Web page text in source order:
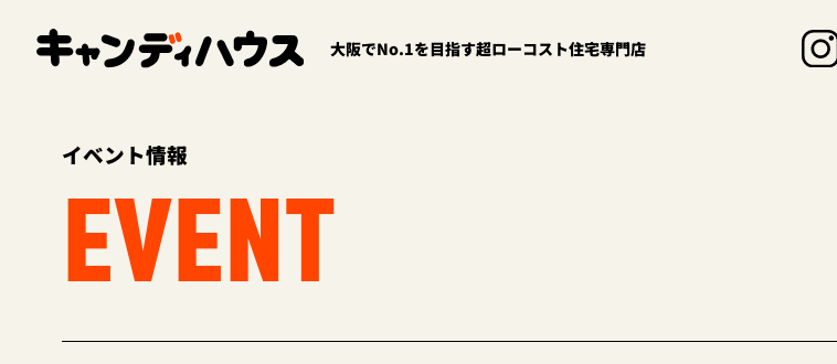
大阪でNo.1を目指す超ローコスト住宅専門店
イベント情報
EVENT